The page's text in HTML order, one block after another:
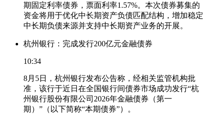
期固定利率债券，票面利率1.57%。本次债券募集的
资金将用于优化中长期资产负债匹配结构，增加稳定
中长期负债来源并支持中长期资产业务的开展。
杭州银行：完成发行200亿元金融债券
10:34
8月5日，杭州银行发布公告称，经相关监管机构批
准，该行于近日在全国银行间债券市场成功发行“杭
州银行股份有限公司2026年金融债券（第一
期）”（以下简称“本期债券”）。